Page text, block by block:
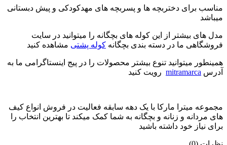
مناسب برای دختربچه ها و پسربچه های مهدکودکی و پیش دبستانی
میباشد
مدل های بیشتر از این کوله های بچگانه را میتوانید در سایت
فروشگاهی ما در دسته بندی بچگانه کوله پشتی مشاهده کنید
همینطور میتوانید تنوع بیشتر محصولات را در پیج اینستاگرامی ما به
آدرس mitramarca رویت کنید
مجموعه میترا مارکا با یک دهه سابقه فعالیت در فروش انواع کیف
های مردانه و زنانه و بچگانه به شما کمک میکند تا بهترین انتخاب را
برای نیاز خود داشته باشید